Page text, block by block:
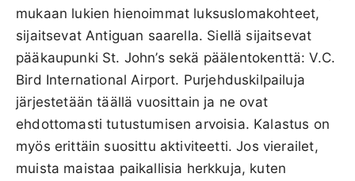
mukaan lukien hienoimmat luksuslomakohteet,
sijaitsevat Antiguan saarella. Siellä sijaitsevat
pääkaupunki St. John’s sekä päälentokenttä: V.C.
Bird International Airport. Purjehduskilpailuja
järjestetään täällä vuosittain ja ne ovat
ehdottomasti tutustumisen arvoisia. Kalastus on
myös erittäin suosittu aktiviteetti. Jos vierailet,
muista maistaa paikallisia herkkuja, kuten